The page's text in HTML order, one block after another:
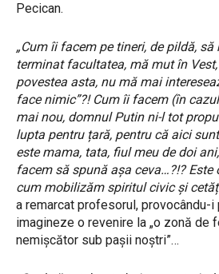
Pecican.
„Cum îi facem pe tineri, de pildă,
terminat facultatea, mă mut în
povestea asta, nu mă mai
face nimic”?! Cum îi facem (în
mai nou, domnul Putin ni-l tot
lupta pentru țară, pentru că aici
este mama, tata, fiul meu de doi
facem să spună așa ceva…?!? Este
cum mobilizăm spiritul civic și
a remarcat profesorul, provocându-
imagineze o revenire la „o zonă de
nemișcător sub pașii noștri”…